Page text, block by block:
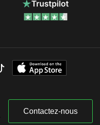
Contactez-nous